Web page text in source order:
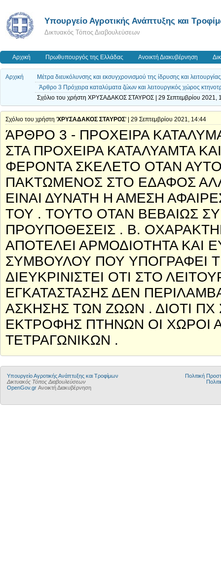
Υπουργείο Αγροτικής Ανάπτυξης και
Δικτυακός Τόπος Διαβουλεύσεων
Αρχική Πρωθυπουργός της Ελλάδας Ανοικτή Διακυβέρνηση
Αρχική
Μέτρα διευκόλυνσης και εκσυγχρονισμού της ίδρυσης και
Άρθρο 3 Πρόχειρα καταλύματα ζώων και λειτουργικός χώρος
Σχόλιο του χρήστη ΧΡΥΣΑΔΑΚΟΣ ΣΤΑΥΡΟΣ | 29 Σεπτεμβρίου 2021,
Σχόλιο του χρήστη 'ΧΡΥΣΑΔΑΚΟΣ ΣΤΑΥΡΟΣ' | 29 Σεπτεμβρίου 2021, 14:44
ΆΡΘΡΟ 3 - ΠΡΟΧΕΙΡΑ
ΣΤΑ ΠΡΟΧΕΙΡΑ ΚΑΤΑΛΥΑΜΤΑ
ΦΕΡΟΝΤΑ ΣΚΕΛΕΤΟ ΟΤΑΝ
ΠΑΚΤΩΜΕΝΟΣ ΣΤΟ ΕΔΑΦΟΣ
ΕΙΝΑΙ ΔΥΝΑΤΗ Η ΑΜΕΣΗ
ΤΟΥ . ΤΟΥΤΟ ΟΤΑΝ ΒΕΒΑΙΩΣ
ΠΡΟΥΠΟΘΕΣΕΙΣ . Β.
ΑΠΟΤΕΛΕΙ ΑΡΜΟΔΙΟΤΗΤΑ ΚΑΙ
ΣΥΜΒΟΥΛΟΥ ΠΟΥ ΥΠΟΓΡΑΦΕΙ
ΔΙΕΥΚΡΙΝΙΣΤΕΙ ΟΤΙ ΣΤΟ
ΕΓΚΑΤΑΣΤΑΣΗΣ ΔΕΝ
ΑΣΚΗΣΗΣ ΤΩΝ ΖΩΩΝ . ΔΙΟΤΙ ΠΧ
ΕΚΤΡΟΦΗΣ ΠΤΗΝΩΝ ΟΙ ΧΩΡΟΙ
ΤΕΤΡΑΓΩΝΙΚΩΝ .
Υπουργείο Αγροτικής Ανάπτυξης και Τροφίμων
Δικτυακός Τόπος Διαβουλεύσεων
OpenGov.gr Ανοικτή Διακυβέρνηση
Πολιτική